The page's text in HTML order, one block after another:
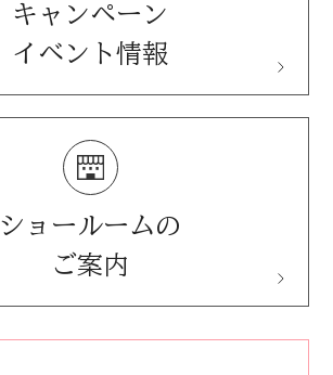
キャンペーン
イベント情報
ショールームの
ご案内